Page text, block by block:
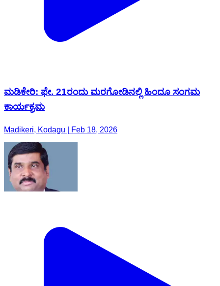
ಮಡಿಕೇರಿ: ಫೇ. 21ರಂದು ಮರಗೋಡಿನಲ್ಲಿ ಹಿಂದೂ ಸಂಗಮ
ಕಾರ್ಯಕ್ರಮ
Madikeri, Kodagu | Feb 18, 2026